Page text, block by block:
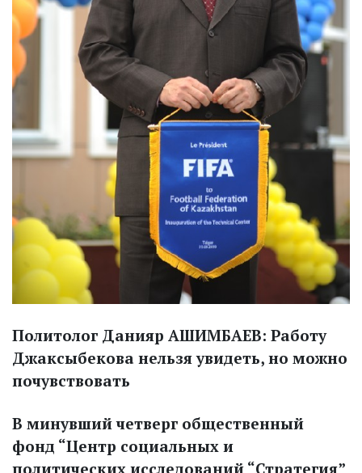
Политолог Данияр АШИМБАЕВ: Работу
Джаксыбекова нельзя увидеть, но можно
почувствовать
В минувший четверг общественный
фонд “Центр социальных и
политических исследований “Стратегия”